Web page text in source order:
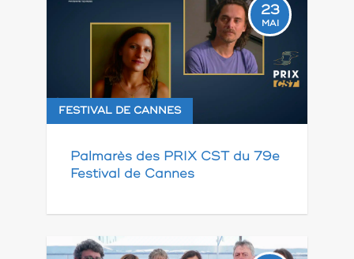
23
MAI
FESTIVAL DE CANNES
Palmarès des PRIX CST du 79e
Festival de Cannes